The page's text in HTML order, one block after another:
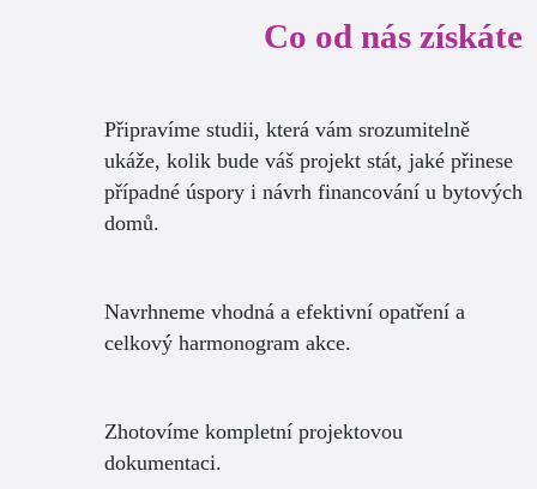
Co od nás získáte
Připravíme studii, která vám srozumitelně
ukáže, kolik bude váš projekt stát, jaké přinese
případné úspory i návrh financování u bytových
domů.
Navrhneme vhodná a efektivní opatření a
celkový harmonogram akce.
Zhotovíme kompletní projektovou
dokumentaci.